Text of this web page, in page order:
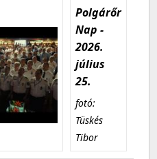
Polgárőr
Nap -
2026.
július
25.
fotó:
Tüskés
Tibor